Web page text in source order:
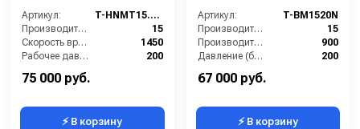
Артикул:
T-HNMT15.20R
Производительность (л/мин):
15
Скорость вращения (об/мин):
1450
Рабочее давление (бар):
200
Мощность (кВт):
75 000 руб.
⚡ В корзину
Артикул:
T-BM1520N
Производительность (л/мин):
15
Производительность (л/ч):
900
Давление (бар):
200
Мощность (кВт):
67 000 руб.
⚡ В корзину